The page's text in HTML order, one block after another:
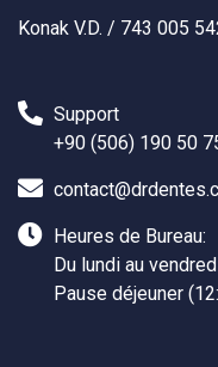
Konak V.D. / 743 005
Support
+90 (506) 190 50
Heures de Bureau:
Du lundi au
Pause déjeuner